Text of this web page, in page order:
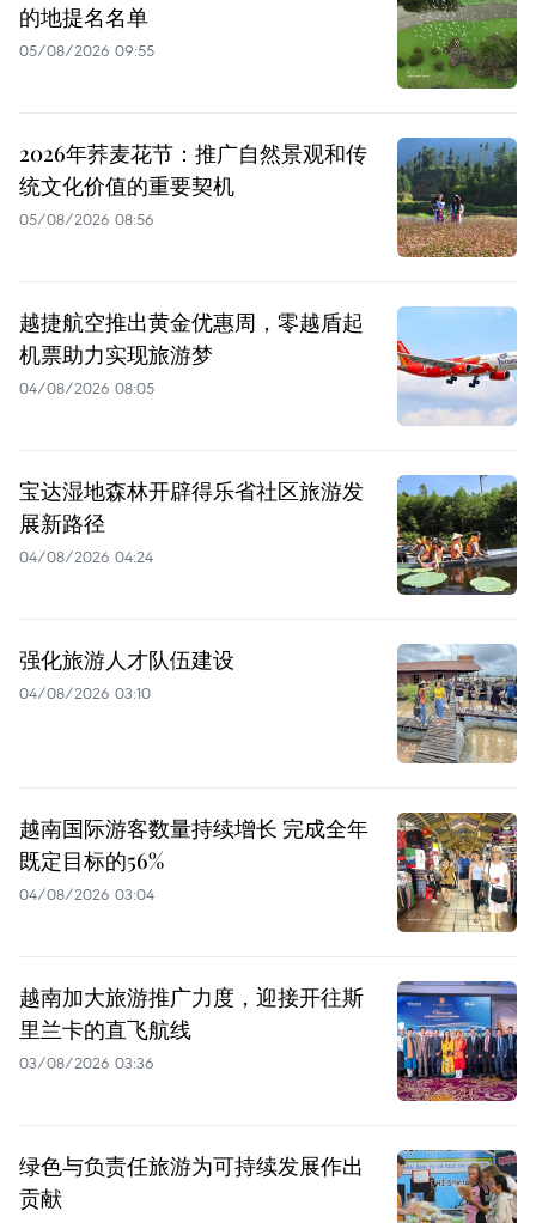
的地提名名单
05/08/2026 09:55
2026年荞麦花节：推广自然景观和传
统文化价值的重要契机
05/08/2026 08:56
越捷航空推出黄金优惠周，零越盾起
机票助力实现旅游梦
04/08/2026 08:05
宝达湿地森林开辟得乐省社区旅游发
展新路径
04/08/2026 04:24
强化旅游人才队伍建设
04/08/2026 03:10
越南国际游客数量持续增长 完成全年
既定目标的56%
04/08/2026 03:04
越南加大旅游推广力度，迎接开往斯
里兰卡的直飞航线
03/08/2026 03:36
绿色与负责任旅游为可持续发展作出
贡献